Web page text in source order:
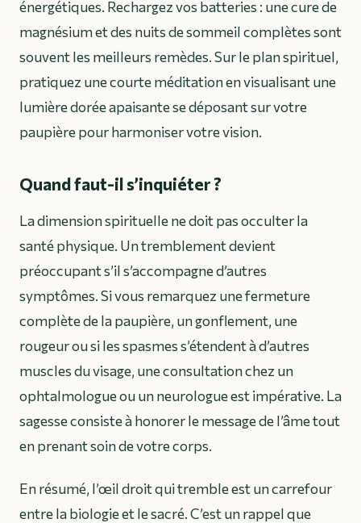
énergétiques. Rechargez vos batteries : une cure de
magnésium et des nuits de sommeil complètes sont
souvent les meilleurs remèdes. Sur le plan spirituel,
pratiquez une courte méditation en visualisant une
lumière dorée apaisante se déposant sur votre
paupière pour harmoniser votre vision.
Quand faut-il s’inquiéter ?
La dimension spirituelle ne doit pas occulter la
santé physique. Un tremblement devient
préoccupant s’il s’accompagne d’autres
symptômes. Si vous remarquez une fermeture
complète de la paupière, un gonflement, une
rougeur ou si les spasmes s’étendent à d’autres
muscles du visage, une consultation chez un
ophtalmologue ou un neurologue est impérative. La
sagesse consiste à honorer le message de l’âme tout
en prenant soin de votre corps.
En résumé, l’œil droit qui tremble est un carrefour
entre la biologie et le sacré. C’est un rappel que